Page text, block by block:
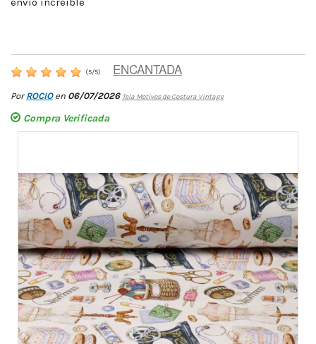
(5/5) ENCANTADA
Por ROCIOen 06/07/2026 Tela Motivos de Costura Vintage
Compra Verificada